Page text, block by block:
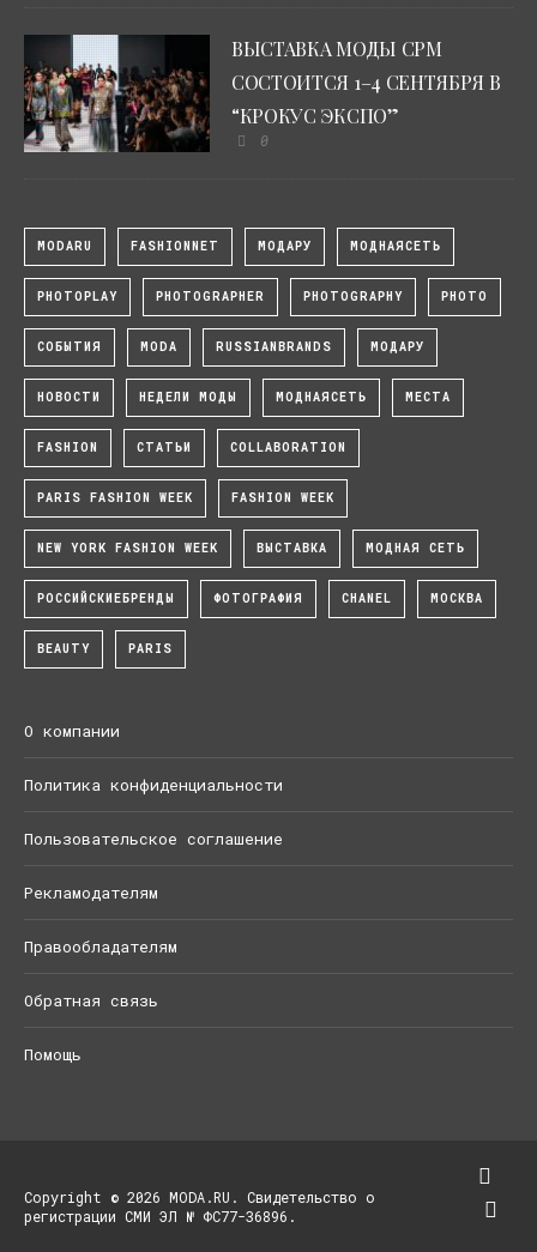
ВЫСТАВКА МОДЫ CPM
СОСТОИТСЯ 1–4 СЕНТЯБРЯ В
“КРОКУС ЭКСПО”
0
MODARU FASHIONNET МОДАРУ МОДНАЯСЕТЬ
PHOTOPLAY PHOTOGRAPHER PHOTOGRAPHY PHOTO
СОБЫТИЯ MODA RUSSIANBRANDS МОДАРУ
НОВОСТИ НЕДЕЛИ МОДЫ МОДНАЯСЕТЬ МЕСТА
FASHION СТАТЬИ COLLABORATION
PARIS FASHION WEEK FASHION WEEK
NEW YORK FASHION WEEK ВЫСТАВКА МОДНАЯ СЕТЬ
РОССИЙСКИЕБРЕНДЫ ФОТОГРАФИЯ CHANEL МОСКВА
BEAUTY PARIS
О компании
Политика конфиденциальности
Пользовательское соглашение
Рекламодателям
Правообладателям
Обратная связь
Помощь
Copyright © 2026 MODA.RU. Свидетельство о
регистрации СМИ ЭЛ № ФС77-36896.